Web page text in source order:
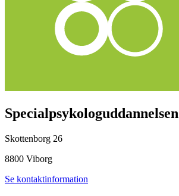
Specialpsykologuddannelsen
Skottenborg 26
8800 Viborg
Se kontaktinformation